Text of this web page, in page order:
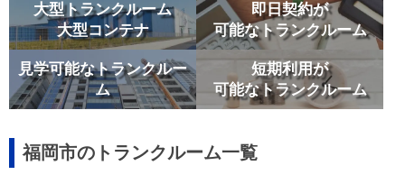
大型トランクルーム
大型コンテナ
即日契約が
可能なトランクルーム
見学可能なトランクルー
ム
短期利用が
可能なトランクルーム
福岡市のトランクルーム一覧